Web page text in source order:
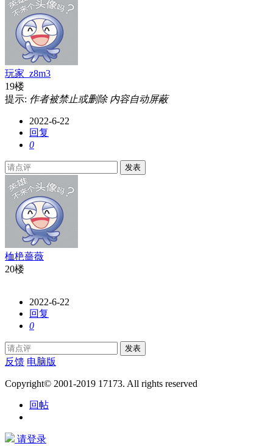
玩家_z8m3
19楼
提示: 作者被禁止或删除 内容自动屏蔽
2022-6-22
回复
0
发表
桖栬薔薇
20楼
2022-6-22
回复
0
发表
反馈 电脑版
Copyright© 2001-2019 17173. All rights reserved
回帖
请登录